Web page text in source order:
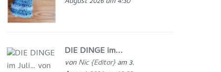
DIE DINGE im...
vonNic {Editor} am 3.